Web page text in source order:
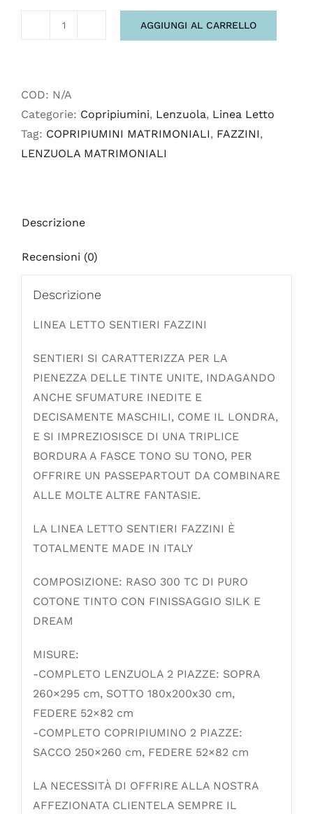
FAZZINI
quantità
AGGIUNGI AL CARRELLO
COD: N/A
Categorie: Copripiumini, Lenzuola, Linea Letto
Tag: COPRIPIUMINI MATRIMONIALI, FAZZINI,
LENZUOLA MATRIMONIALI
Descrizione
Recensioni (0)
Descrizione
LINEA LETTO SENTIERI FAZZINI
SENTIERI SI CARATTERIZZA PER LA
PIENEZZA DELLE TINTE UNITE, INDAGANDO
ANCHE SFUMATURE INEDITE E
DECISAMENTE MASCHILI, COME IL LONDRA,
E SI IMPREZIOSISCE DI UNA TRIPLICE
BORDURA A FASCE TONO SU TONO, PER
OFFRIRE UN PASSEPARTOUT DA COMBINARE
ALLE MOLTE ALTRE FANTASIE.
LA LINEA LETTO SENTIERI FAZZINI È
TOTALMENTE MADE IN ITALY
COMPOSIZIONE: RASO 300 TC DI PURO
COTONE TINTO CON FINISSAGGIO SILK E
DREAM
MISURE:
-COMPLETO LENZUOLA 2 PIAZZE: SOPRA
260×295 cm, SOTTO 180x200x30 cm,
FEDERE 52×82 cm
-COMPLETO COPRIPIUMINO 2 PIAZZE:
SACCO 250×260 cm, FEDERE 52×82 cm
LA NECESSITÀ DI OFFRIRE ALLA NOSTRA
AFFEZIONATA CLIENTELA SEMPRE IL